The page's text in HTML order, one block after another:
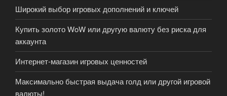
Широкий выбор игровых дополнений и ключей
Купить золото WoW или другую валюту без риска для
аккаунта
Интернет-магазин игровых ценностей
Максимально быстрая выдача голд или другой игровой
валюты!